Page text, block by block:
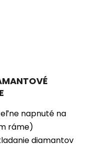
napnuté na
ráme)
diamantov